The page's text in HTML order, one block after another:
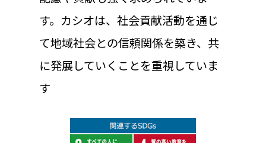
す。カシオは、社会貢献活動を通じ
て地域社会との信頼関係を築き、共
に発展していくことを重視していま
す